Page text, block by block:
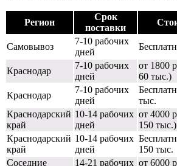
Регион
Срок
поставки
Самовывоз
7-10 рабочих
дней
Краснодар
7-10 рабочих
дней
от 1800
60 тыс.)
Краснодар
7-10 рабочих
дней
тыс.
Краснодарский
край
10-14 рабочих
дней
от 4000
150 тыс.)
Краснодарский
край
10-14 рабочих
дней
150 тыс.
Соседние
14-21 рабочих от 6000